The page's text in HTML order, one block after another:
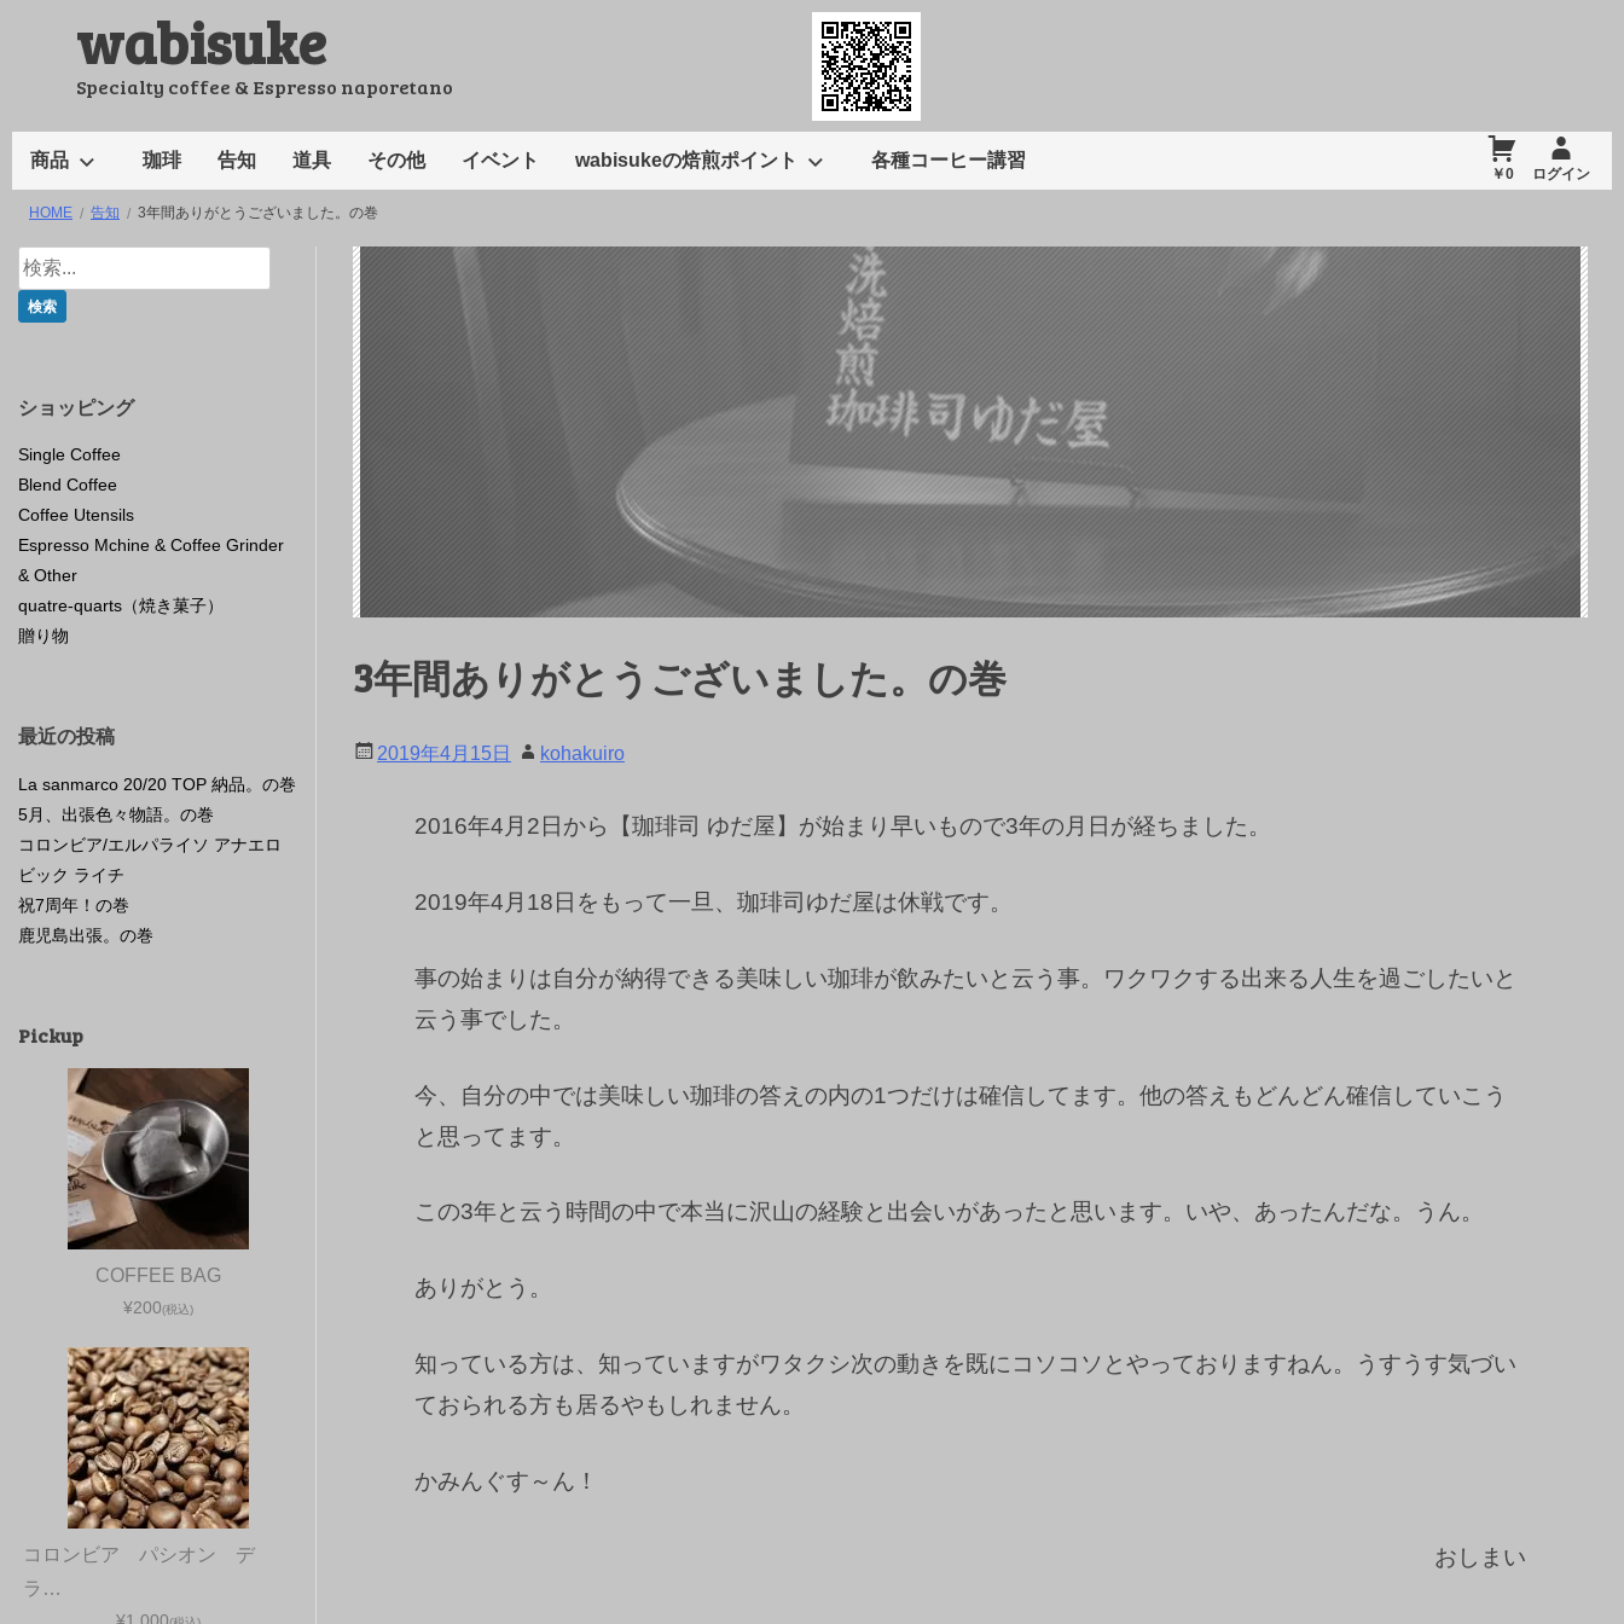
wabisuke
Specialty coffee & Espresso naporetano
商品 珈琲 告知 道具 その他 イベント wabisukeの焙煎ポイント 各種コーヒー講習
￥0 ログイン
HOME 告知 3年間ありがとうございました。の巻
3年間ありがとうございました。の巻
2019年4月15日 kohakuiro
2016年4月2日から【珈琲司 ゆだ屋】が始まり早いもので3年の月日が経ちました。
2019年4月18日をもって一旦、珈琲司ゆだ屋は休戦です。
事の始まりは自分が納得できる美味しい珈琲が飲みたいと云う事。ワクワクする出来る人生を過ごしたいと
云う事でした。
今、自分の中では美味しい珈琲の答えの内の1つだけは確信してます。他の答えもどんどん確信していこう
と思ってます。
この3年と云う時間の中で本当に沢山の経験と出会いがあったと思います。いや、あったんだな。うん。
ありがとう。
知っている方は、知っていますがワタクシ次の動きを既にコソコソとやっておりますねん。うすうす気づい
ておられる方も居るやもしれません。
かみんぐす～ん！
おしまい
ショッピング
Single Coffee
Blend Coffee
Coffee Utensils
Espresso Mchine & Coffee Grinder
& Other
quatre-quarts（焼き菓子）
贈り物
最近の投稿
La sanmarco 20/20 TOP 納品。の巻
5月、出張色々物語。の巻
コロンビア/エルパライソ アナエロ
ビック ライチ
祝7周年！の巻
鹿児島出張。の巻
Pickup
COFFEE BAG
¥200(税込)
コロンビア パシオン デ
ラ…